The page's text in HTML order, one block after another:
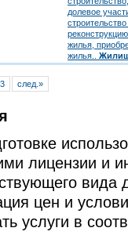
долевое
строительство
реконструкцию
жилья,
жилья..
3 след.»
лицензии и
вида
цен и
услуги в